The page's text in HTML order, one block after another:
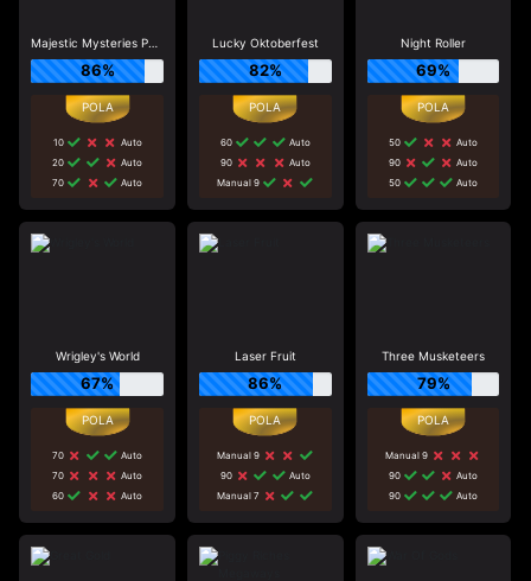
Majestic Mysteries Power Reel
86%
10
Auto
20
Auto
70
Auto
Lucky Oktoberfest
82%
60
Auto
90
Auto
Manual 9
Night Roller
69%
50
Auto
90
Auto
50
Auto
Wrigley's World
67%
70
Auto
70
Auto
60
Auto
Laser Fruit
86%
Manual 9
90
Auto
Manual 7
Three Musketeers
79%
Manual 9
90
Auto
90
Auto